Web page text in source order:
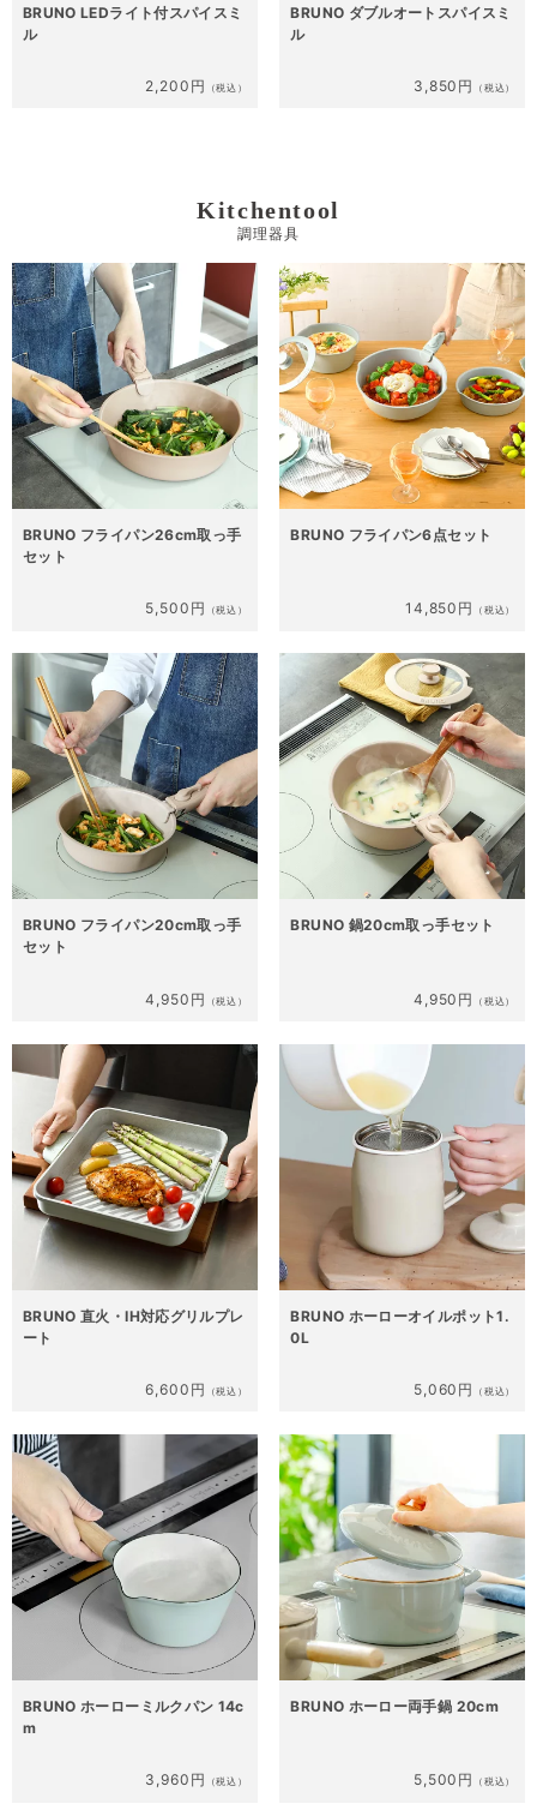
BRUNO LEDライト付スパイスミ
ル
2,200円 （税込）
BRUNO ダブルオートスパイスミ
ル
3,850円 （税込）
Kitchentool
調理器具
BRUNO フライパン26cm取っ手
セット
5,500円 （税込）
BRUNO フライパン6点セット
14,850円 （税込）
BRUNO フライパン20cm取っ手
セット
4,950円 （税込）
BRUNO 鍋20cm取っ手セット
4,950円 （税込）
BRUNO 直火・IH対応グリルプレ
ート
6,600円 （税込）
BRUNO ホーローオイルポット1.
0L
5,060円 （税込）
BRUNO ホーローミルクパン 14c
m
3,960円 （税込）
BRUNO ホーロー両手鍋 20cm
5,500円 （税込）